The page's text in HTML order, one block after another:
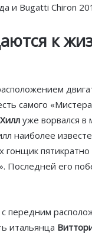
и Bugatti Chiron
к
самого
уже ворвался
наиболее
его
передним
итальянца